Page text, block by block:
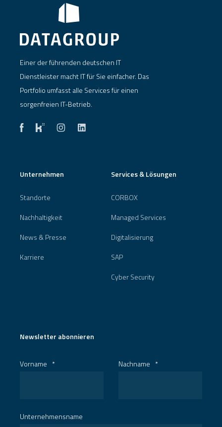
Einer der führenden deutschen IT
Dienstleister macht IT für Sie einfacher. Das
Portfolio umfasst alle Services für einen
sorgenfreien IT-Betrieb.
Unternehmen
Standorte
Nachhaltigkeit
News & Presse
Karriere
Services & Lösungen
CORBOX
Managed Services
Digitalisierung
SAP
Cyber Security
Newsletter abonnieren
Vorname * Nachname *
Unternehmensname